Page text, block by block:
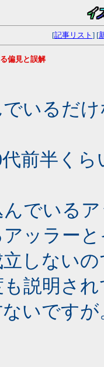
[記事リスト ] [
偏見と誤解
いるだ
代前半く
でいる
ッラー
しない
説明さ
いですが